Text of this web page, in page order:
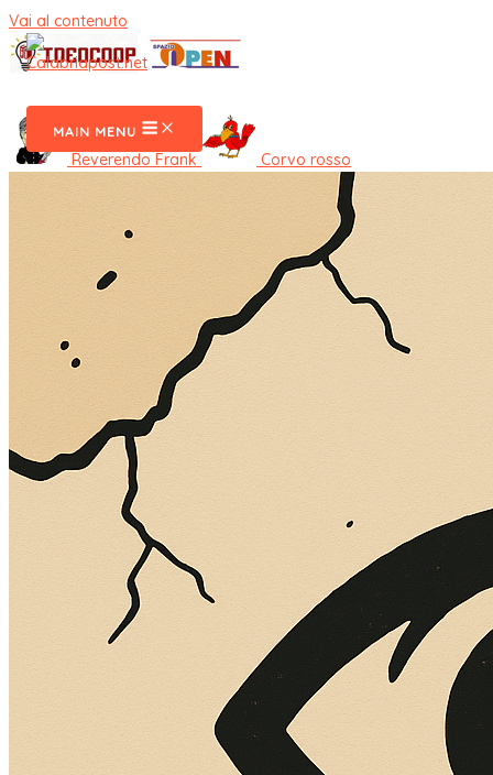
Vai al contenuto
MAIN MENU
Reverendo Frank Corvo rosso